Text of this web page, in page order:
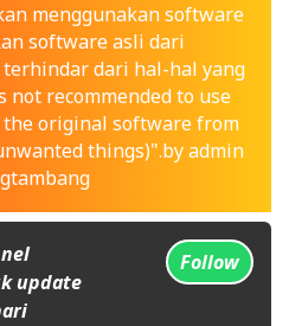
menggunakan software
software asli dari
terhindar dari hal-hal yang
recommended to use
original software from
things)".by admin
update
Follow